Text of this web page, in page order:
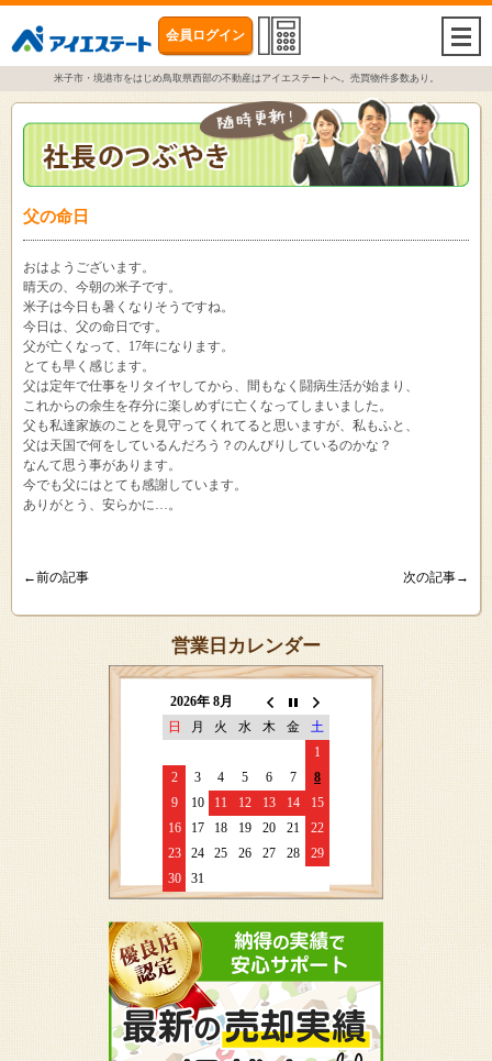
会員ログイン
米子市・境港市をはじめ鳥取県西部の不動産はアイエステートへ。売買物件多数あり。
父の命日
おはようございます。
晴天の、今朝の米子です。
米子は今日も暑くなりそうですね。
今日は、父の命日です。
父が亡くなって、17年になります。
とても早く感じます。
父は定年で仕事をリタイヤしてから、間もなく闘病生活が始まり、
これからの余生を存分に楽しめずに亡くなってしまいました。
父も私達家族のことを見守ってくれてると思いますが、私もふと、
父は天国で何をしているんだろう？のんびりしているのかな？
なんて思う事があります。
今でも父にはとても感謝しています。
ありがとう、安らかに…。
←前の記事 次の記事→
営業日カレンダー
2026年 8月
日
月 火 水 木 金
土
1
2
3 4 5 6 7
8
9
10 11 12 13 14
15
16
17 18 19 20 21
22
23
24 25 26 27 28
29
30
31